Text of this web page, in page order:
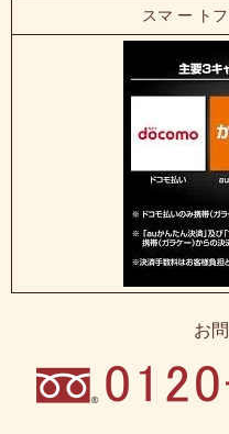
スマ ー ト
お